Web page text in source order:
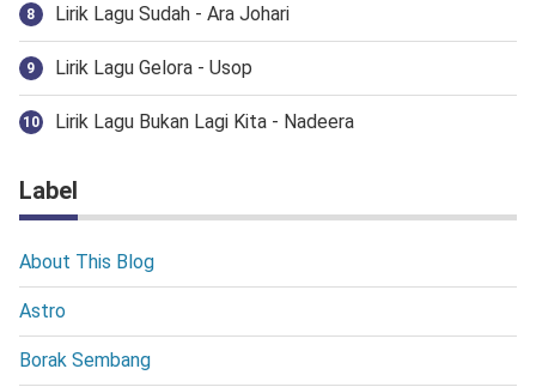
Lirik Lagu Sudah - Ara Johari
Lirik Lagu Gelora - Usop
Lirik Lagu Bukan Lagi Kita - Nadeera
Label
About This Blog
Astro
Borak Sembang